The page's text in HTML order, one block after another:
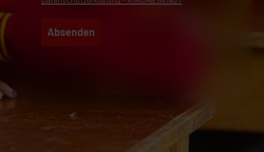
Absenden